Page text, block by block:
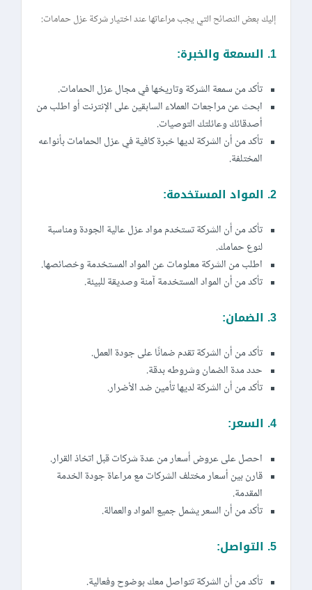
إليك بعض النصائح التي يجب مراعاتها عند اختيار شركة عزل حمامات:
1. السمعة والخبرة:
تأكد من سمعة الشركة وتاريخها في مجال عزل الحمامات.
ابحث عن مراجعات العملاء السابقين على الإنترنت أو اطلب من
أصدقائك وعائلتك التوصيات.
تأكد من أن الشركة لديها خبرة كافية في عزل الحمامات بأنواعه
المختلفة.
2. المواد المستخدمة:
تأكد من أن الشركة تستخدم مواد عزل عالية الجودة ومناسبة
لنوع حمامك.
اطلب من الشركة معلومات عن المواد المستخدمة وخصائصها.
تأكد من أن المواد المستخدمة آمنة وصديقة للبيئة.
3. الضمان:
تأكد من أن الشركة تقدم ضمانًا على جودة العمل.
حدد مدة الضمان وشروطه بدقة.
تأكد من أن الشركة لديها تأمين ضد الأضرار.
4. السعر:
احصل على عروض أسعار من عدة شركات قبل اتخاذ القرار.
قارن بين أسعار مختلف الشركات مع مراعاة جودة الخدمة
المقدمة.
تأكد من أن السعر يشمل جميع المواد والعمالة.
5. التواصل:
تأكد من أن الشركة تتواصل معك بوضوح وفعالية.